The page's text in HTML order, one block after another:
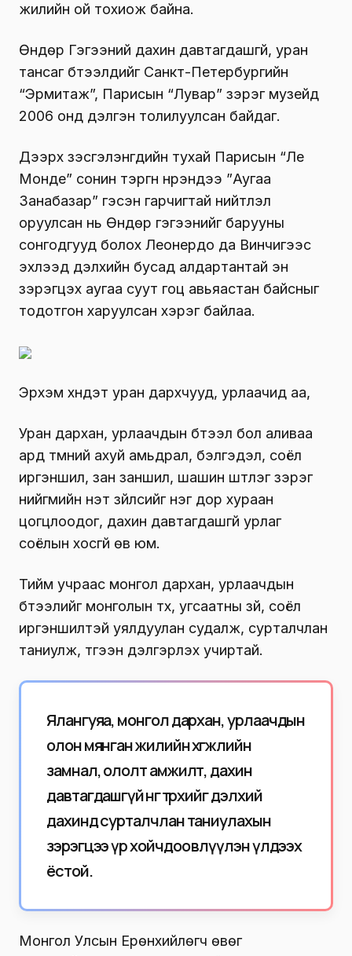
жилийн ой тохиож байна.
Өндөр Гэгээний дахин давтагдашгүй, уран
тансаг бүтээлүүдийг Санкт-Петербургийн
“Эрмитаж”, Парисын “Лувар” зэрэг музейд
2006 онд дэлгэн толилуулсан байдаг.
Дээрх үзэсгэлэнгүүдийн тухай Парисын “Ле
Монде” сонин тэргүүн нүүрэндээ ”Аугаа
Занабазар” гэсэн гарчигтай нийтлэл
оруулсан нь Өндөр гэгээнийг барууны
сонгодгууд болох Леонердо да Винчигээс
эхлээд дэлхийн бусад алдартантай эн
зэрэгцэх аугаа суут гоц авьяастан байсныг
тодотгон харуулсан хэрэг байлаа.
Эрхэм хүндэт уран дархчууд, урлаачид аа,
Уран дархан, урлаачдын бүтээл бол аливаа
ард түмний ахуй амьдрал, бэлгэдэл, соёл
иргэншил, зан заншил, шашин шүтлэг зэрэг
нийгмийн үнэт зүйлсийг нэг дор хураан
цогцлоодог, дахин давтагдашгүй урлаг
соёлын хосгүй өв юм.
Тийм учраас монгол дархан, урлаачдын
бүтээлийг монголын түүх, угсаатны зүй, соёл
иргэншилтэй уялдуулан судалж, сурталчлан
таниулж, түгээн дэлгэрүүлэх учиртай.
Ялангуяа, монгол дархан, урлаачдын
олон мянган жилийн хөгжлийн
замнал, ололт амжилт, дахин
давтагдашгүй өнгө төрхийг дэлхий
дахинд сурталчлан таниулахын
зэрэгцээ үр хойчдоо өвлүүлэн үлдээх
ёстой.
Монгол Улсын Ерөнхийлөгч өвөг